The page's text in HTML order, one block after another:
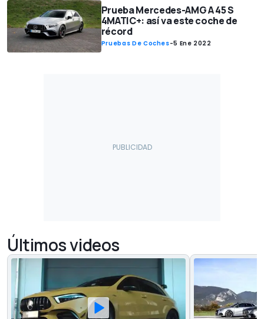
Prueba Mercedes-AMG A 45 S
4MATIC+: así va este coche de
récord
Pruebas De Coches-5 Ene 2022
Últimos videos